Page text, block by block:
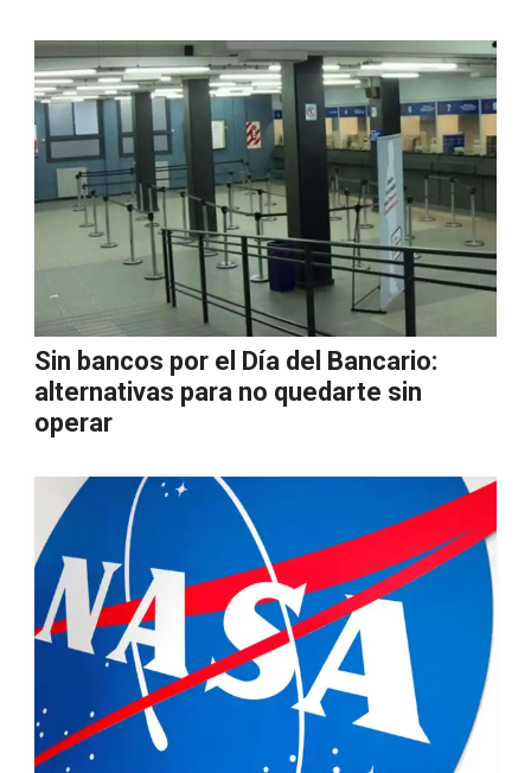
Sin bancos por el Día del Bancario:
alternativas para no quedarte sin
operar